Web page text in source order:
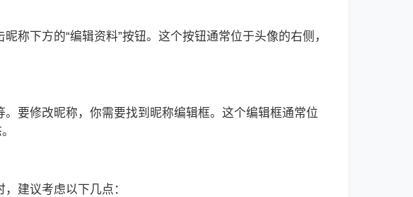
称下方的“编辑资料”按钮。这个按钮通常位于头像的右侧，
要修改昵称，你需要找到昵称编辑框。这个编辑框通常位
建议考虑以下几点：